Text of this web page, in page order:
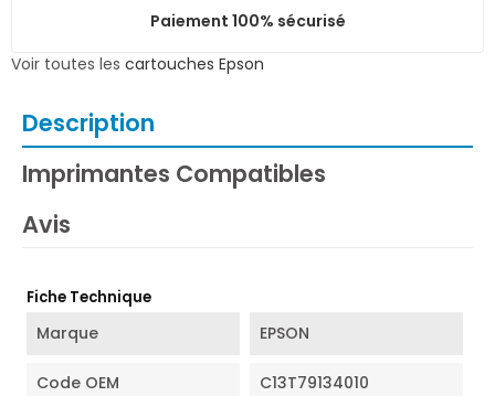
Paiement 100% sécurisé
Voir toutes les cartouches Epson
Description
Imprimantes Compatibles
Avis
Fiche Technique
Marque EPSON
Code OEM C13T79134010